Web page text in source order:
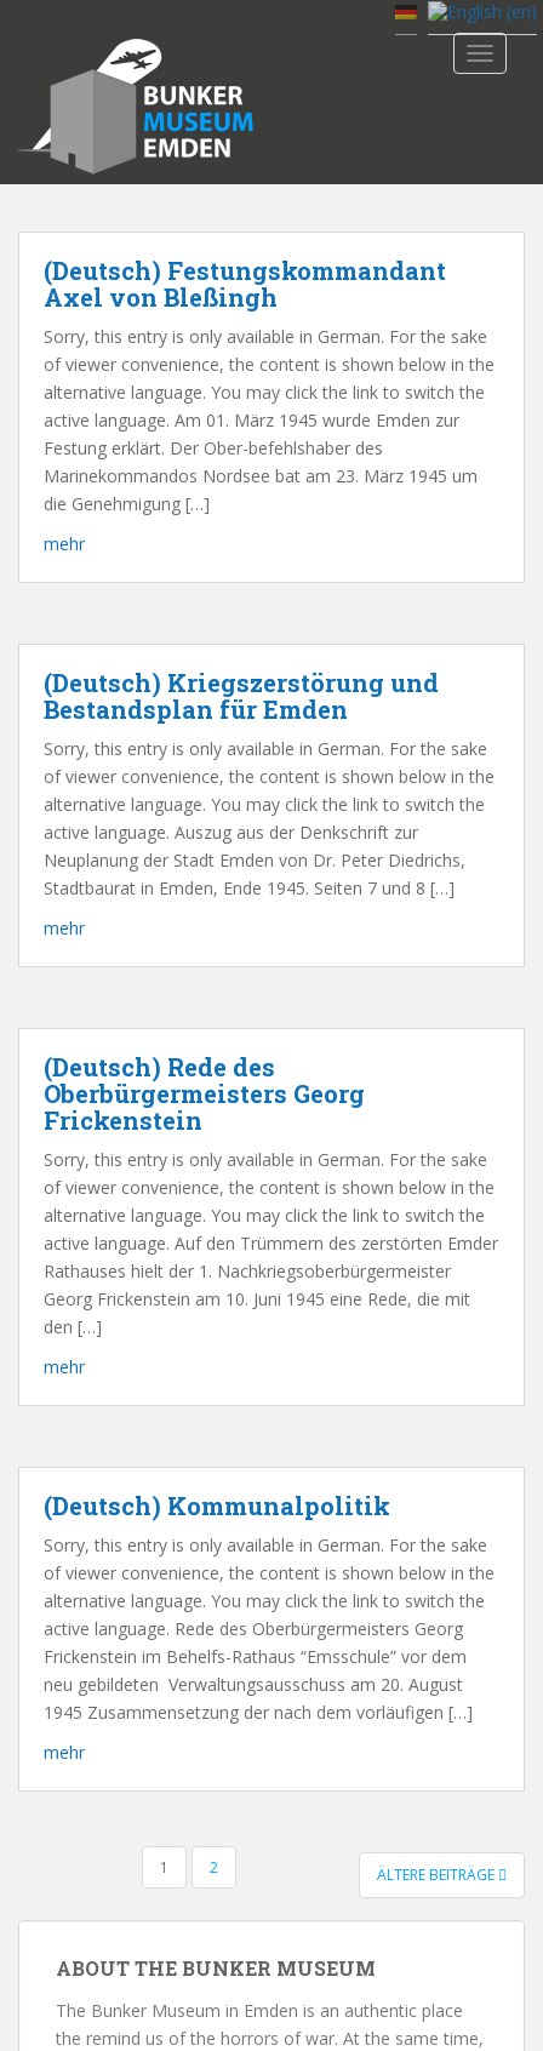
m
(Deutsch) Festungskommandant
Axel von Bleßingh
Sorry, this entry is only available in German. For the sake
of viewer convenience, the content is shown below in the
alternative language. You may click the link to switch the
active language. Am 01. März 1945 wurde Emden zur
Festung erklärt. Der Ober-befehlshaber des
Marinekommandos Nordsee bat am 23. März 1945 um
die Genehmigung […]
mehr
(Deutsch) Kriegszerstörung und
Bestandsplan für Emden
Sorry, this entry is only available in German. For the sake
of viewer convenience, the content is shown below in the
alternative language. You may click the link to switch the
active language. Auszug aus der Denkschrift zur
Neuplanung der Stadt Emden von Dr. Peter Diedrichs,
Stadtbaurat in Emden, Ende 1945. Seiten 7 und 8 […]
mehr
(Deutsch) Rede des
Oberbürgermeisters Georg
Frickenstein
Sorry, this entry is only available in German. For the sake
of viewer convenience, the content is shown below in the
alternative language. You may click the link to switch the
active language. Auf den Trümmern des zerstörten Emder
Rathauses hielt der 1. Nachkriegsoberbürgermeister
Georg Frickenstein am 10. Juni 1945 eine Rede, die mit
den […]
mehr
(Deutsch) Kommunalpolitik
Sorry, this entry is only available in German. For the sake
of viewer convenience, the content is shown below in the
alternative language. You may click the link to switch the
active language. Rede des Oberbürgermeisters Georg
Frickenstein im Behelfs-Rathaus “Emsschule” vor dem
neu gebildeten Verwaltungsausschuss am 20. August
1945 Zusammensetzung der nach dem vorläufigen […]
mehr
POSTS NAVIGATION
1 2 ÄLTERE BEITRÄGE
ABOUT THE BUNKER MUSEUM
The Bunker Museum in Emden is an authentic place
the remind us of the horrors of war. At the same time,